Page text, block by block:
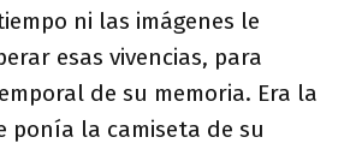
ni las imágenes le
esas vivencias, para
de su memoria. Era la
ponía la camiseta de su